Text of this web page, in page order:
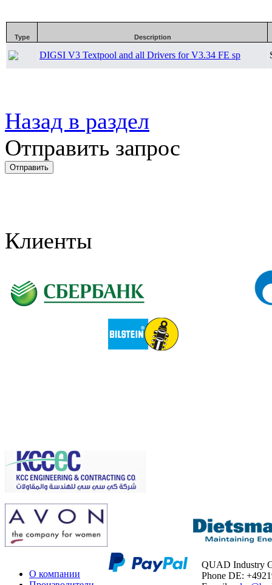
Type Description
DIGSI V3 Textpool and all Drivers for V3.34 FE sp
Назад в раздел
Отправить запрос
Клиенты
О компании
QUAD Industry
Phone DE: